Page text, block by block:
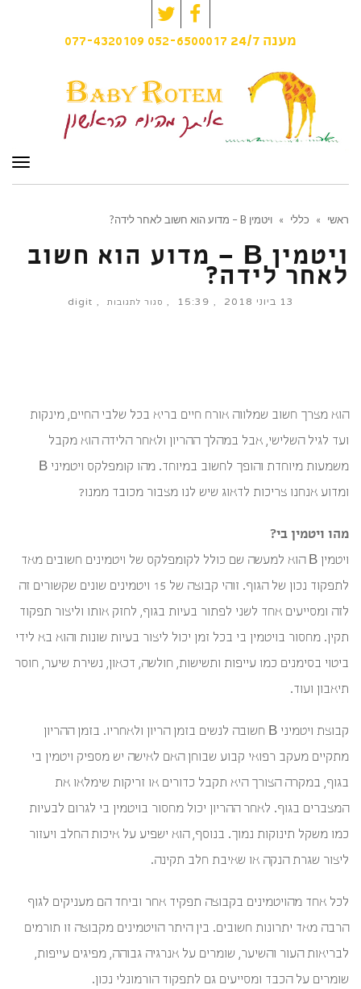
Facebook
Twitter
מענה 077-4320109 052-6500017 24/7
ראשי » כללי » ויטמין B – מדוע הוא חשוב לאחר לידה?
ויטמין B – מדוע הוא חשוב
לאחר לידה?
13 ביוני 2018 15:39 סגור לתגובות ויטמיןdigit
הוא מצרך חשוב שמלווה אורח חיים בריא בכל שלבי החיים, מינקות
ועד לגיל השלישי, אבל במהלך ההריון ולאחר הלידה הוא מקבל
משמעות מיוחדת והופך לחשוב במיוחד. מהו קומפלקס ויטמיני B
ומדוע אנחנו צריכות לדאוג שיש לנו מצבור מכובד ממנו?
מהו ויטמין בי?
ויטמין B הוא למעשה שם כולל לקומפלקס של ויטמינים חשובים מאד
לתפקוד נכון של הגוף. זוהי קבוצה של 15 ויטמינים שונים שקשורים זה
לזה ומסייעים אחד לשני לפתור בעיות בגוף, לחזק אותו וליצור תפקוד
תקין. מחסור בויטמין בי בכל זמן יכול ליצור בעיות שונות והוא בא לידי
ביטוי בסימנים כמו עייפות ותשישות, חולשה, דכאון, נשירת שיער, חוסר
תיאבון ועוד.
קבוצת ויטמיני B חשובה לנשים בזמן הריון ולאחריו. בזמן ההריון
מתקיים מעקב רפואי קבוע שבוחן האם לאישה יש מספיק ויטמין בי
בגוף, במקרה הצורך היא תקבל כדורים או זריקות שימלאו את
המצברים בגוף. לאחר ההריון יכול מחסור בויטמין בי לגרום לבעיות
כמו משקל תינוקות נמוך. בנוסף, הוא ישפיע על איכות החלב ויעזור
ליצור שגרת הנקה או שאיבת חלב תקינה.
לכל אחד מהויטמינים בקבוצה תפקיד אחר וביחד הם מעניקים לגוף
הרבה מאד יתרונות חשובים. בין היתר הויטמינים מקבוצה זו תורמים
לבריאות העור והשיער, שומרים על אנרגיה גבוהה, מפיגים עייפות,
שומרים על הכבד ומסייעים גם לתפקוד הורמונלי נכון.